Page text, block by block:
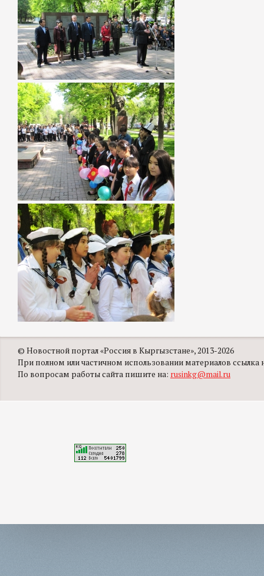
© Новостной портал «Россия в Кыргызстане», 2013-2026
При полном или частичном использовании материалов ссылка
По вопросам работы сайта пишите на: rusinkg@mail.ru